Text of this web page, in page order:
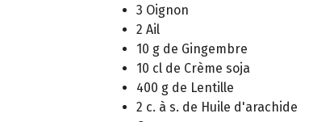
3 Oignon
2 Ail
10 g de Gingembre
10 cl de Crème soja
400 g de Lentille
2 c. à s. de Huile d'arachide